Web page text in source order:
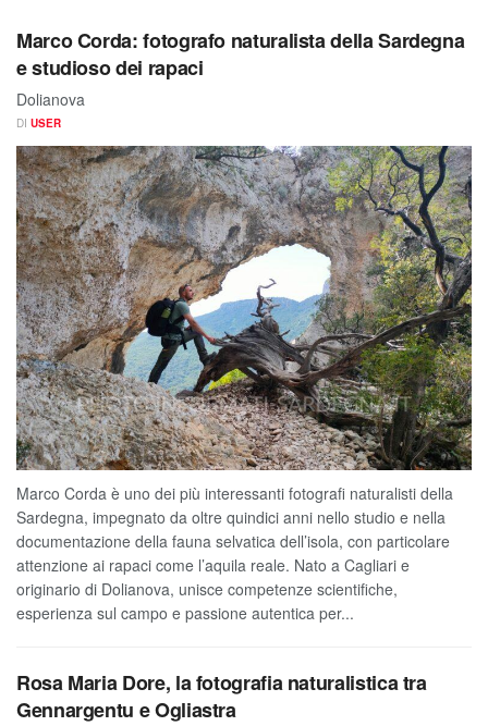
Marco Corda: fotografo naturalista della Sardegna
e studioso dei rapaci
Dolianova
DI USER
Marco Corda è uno dei più interessanti fotografi naturalisti della
Sardegna, impegnato da oltre quindici anni nello studio e nella
documentazione della fauna selvatica dell’isola, con particolare
attenzione ai rapaci come l’aquila reale. Nato a Cagliari e
originario di Dolianova, unisce competenze scientifiche,
esperienza sul campo e passione autentica per...
Rosa Maria Dore, la fotografia naturalistica tra
Gennargentu e Ogliastra